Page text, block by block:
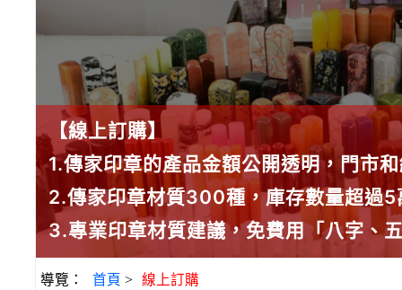
【線上訂購】
1.傳家印章的產品金額公開透明，門市
2.傳家印章材質300種，庫存數量超過
3.專業印章材質建議，免費用「八字、
導覽： 首頁 > 線上訂購